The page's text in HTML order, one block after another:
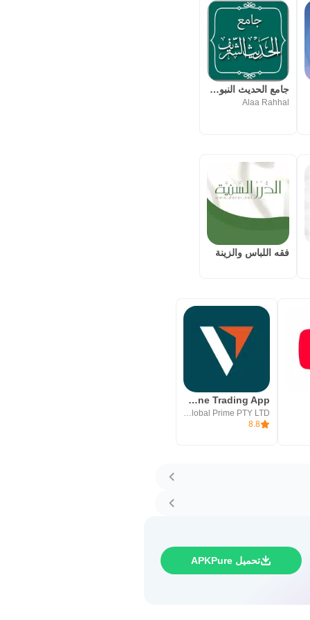
جامع الحديث النبوي الشريف
Alaa Rahhal
فقه اللباس والزينة
Vantage:All-In-One Trading App
8.8
تحميل APKPure